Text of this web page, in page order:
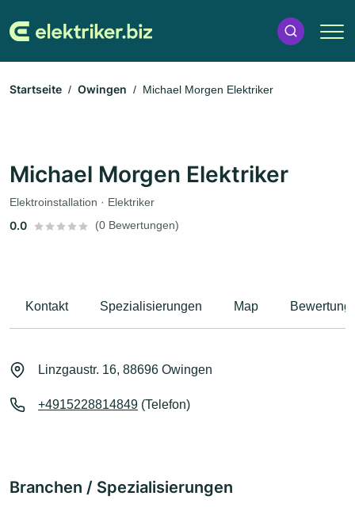
Startseite Owingen Michael Morgen Elektriker
Michael Morgen Elektriker
Elektroinstallation · Elektriker
0.0 (0 Bewertungen)
Kontakt Spezialisierungen Map
Linzgaustr. 16, 88696 Owingen
+4915228814849 (Telefon)
Branchen / Spezialisierungen